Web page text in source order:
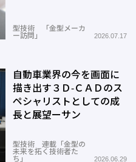
型技術 「金型メーカ
ー訪問」
2026.07.17
自動車業界の今を画面に
描き出す３Ｄ-ＣＡＤのス
ペシャリストとしての成
長と展望ーサン
型技術 連載「金型の
未来を拓く技術者た
ち」
2026.06.29